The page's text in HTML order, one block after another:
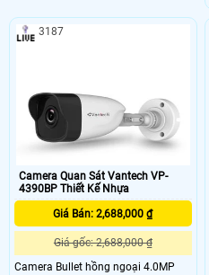
hợp công nghệ Power over Ethernet
(POE), giúp cấp nguồn điện trực tiếp
Camera Quan Sát Vantech VP-
4390BP Thiết Kế Nhựa
Giá Bán: 2,688,000 ₫
Giá gốc: 2,688,000 ₫
Camera Bullet hồng ngoại 4.0MP
3187